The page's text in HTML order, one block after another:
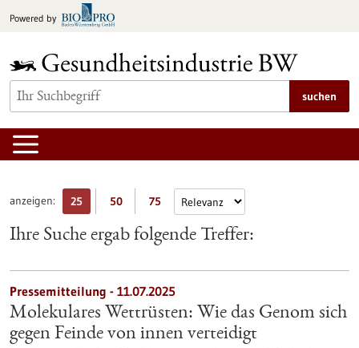
Inhalt
Powered by
suchen
anzeigen: 25 50 75
Ihre Suche ergab folgende Treffer:
Pressemitteilung - 11.07.2025
Molekulares Wettrüsten: Wie das Genom sich
gegen Feinde von innen verteidigt